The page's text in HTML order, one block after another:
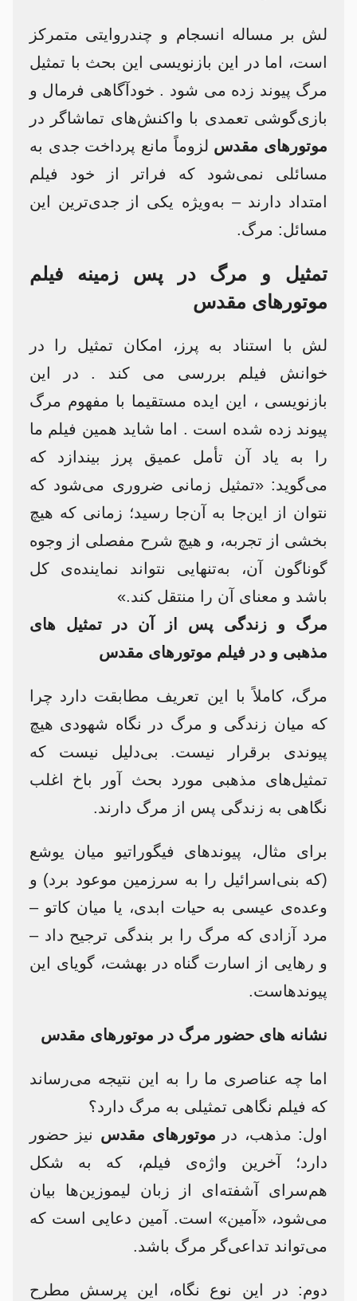
لش بر مساله انسجام و چندروایتی متمرکز
است، اما در این بازنویسی این بحث با تمثیل
مرگ پیوند زده می شود . خودآگاهی فرمال و
بازی‌گوشی تعمدی با واکنش‌های تماشاگر در
موتورهای مقدس لزوماً مانع پرداخت جدی به
مسائلی نمی‌شود که فراتر از خود فیلم
امتداد دارند – به‌ویژه یکی از جدی‌ترین این
مسائل: مرگ.
تمثیل و مرگ در پس زمینه فیلم
موتورهای مقدس
لش با استناد به پرز، امکان تمثیل را در
خوانش فیلم بررسی می کند . در این
بازنویسی ، این ایده مستقیما با مفهوم مرگ
پیوند زده شده است . اما شاید همین فیلم ما
را به یاد آن تأمل عمیق پرز بیندازد که
می‌گوید: «تمثیل زمانی ضروری می‌شود که
نتوان از این‌جا به آن‌جا رسید؛ زمانی که هیچ
بخشی از تجربه، و هیچ شرح مفصلی از وجوه
گوناگون آن، به‌تنهایی نتواند نماینده‌ی کل
باشد و معنای آن را منتقل کند.»
مرگ و زندگی پس از آن در تمثیل های
مذهبی و در فیلم موتورهای مقدس
مرگ، کاملاً با این تعریف مطابقت دارد چرا
که میان زندگی و مرگ در نگاه شهودی هیچ
پیوندی برقرار نیست. بی‌دلیل نیست که
تمثیل‌های مذهبی مورد بحث آور باخ اغلب
نگاهی به زندگی پس از مرگ دارند.
برای مثال، پیوندهای فیگوراتیو میان یوشع
(که بنی‌اسرائیل را به سرزمین موعود برد) و
وعده‌ی عیسی به حیات ابدی، یا میان کاتو –
مرد آزادی که مرگ را بر بندگی ترجیح داد –
و رهایی از اسارت گناه در بهشت، گویای این
پیوندهاست.
نشانه های حضور مرگ در موتورهای مقدس
اما چه عناصری ما را به این نتیجه می‌رساند
که فیلم نگاهی تمثیلی به مرگ دارد؟
اول: مذهب، در موتورهای مقدس نیز حضور
دارد؛ آخرین واژه‌ی فیلم، که به شکل
هم‌سرای آشفته‌ای از زبان لیموزین‌ها بیان
می‌شود، «آمین» است. آمین دعایی است که
می‌تواند تداعی‌گر مرگ باشد.
دوم: در این نوع نگاه، این پرسش مطرح